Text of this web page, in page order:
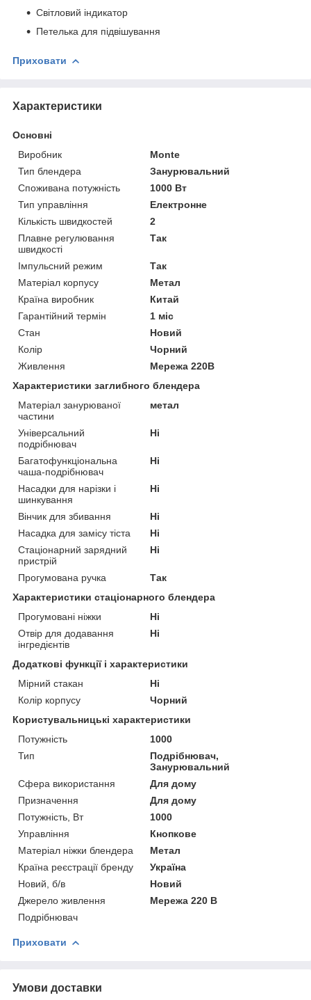
Світловий індикатор
Петелька для підвішування
Приховати
Характеристики
Основні
Виробник
Monte
Тип блендера
Занурювальний
Споживана потужність
1000 Вт
Тип управління
Електронне
Кількість швидкостей
2
Плавне регулювання
швидкості
Так
Імпульсний режим
Так
Матеріал корпусу
Метал
Країна виробник
Китай
Гарантійний термін
1 міс
Стан
Новий
Колір
Чорний
Живлення
Мережа 220В
Характеристики заглибного блендера
Матеріал занурюваної
частини
метал
Універсальний
подрібнювач
Ні
Багатофункціональна
чаша-подрібнювач
Ні
Насадки для нарізки і
шинкування
Ні
Вінчик для збивання
Ні
Насадка для замісу тіста
Ні
Стаціонарний зарядний
пристрій
Ні
Прогумована ручка
Так
Характеристики стаціонарного блендера
Прогумовані ніжки
Ні
Отвір для додавання
інгредієнтів
Ні
Додаткові функції і характеристики
Мірний стакан
Ні
Колір корпусу
Чорний
Користувальницькі характеристики
Потужність
1000
Тип
Подрібнювач,
Занурювальний
Сфера використання
Для дому
Призначення
Для дому
Потужність, Вт
1000
Управління
Кнопкове
Матеріал ніжки блендера
Метал
Країна реєстрації бренду
Україна
Новий, б/в
Новий
Джерело живлення
Мережа 220 В
Подрібнювач
Приховати
Умови доставки